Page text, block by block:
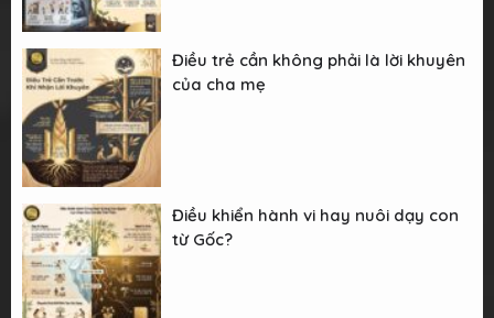
Điều trẻ cần không phải là lời khuyên
của cha mẹ
Điều khiển hành vi hay nuôi dạy con
từ Gốc?